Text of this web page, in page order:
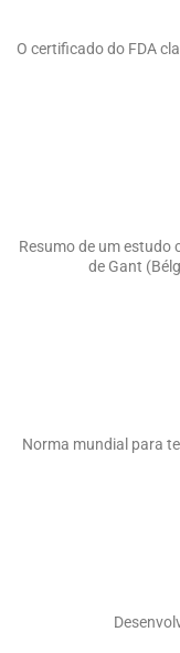
O certificado do FDA
Resumo de um estudo
de Gant
Norma mundial para